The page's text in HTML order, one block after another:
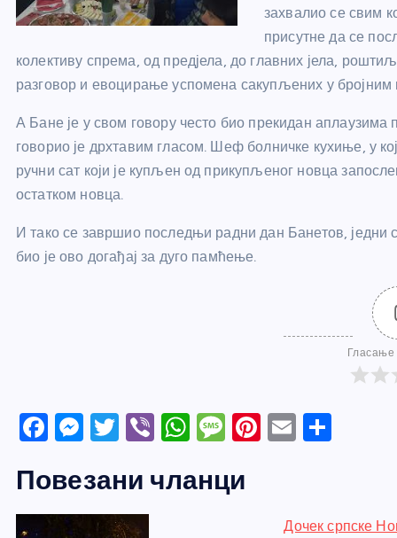
захвалио се свим
присутне да се
колективу спрема, од предјела, до главних јела,
разговор и евоцирање успомена сакупљених у бројним
А Бане је у свом говору често био прекидан аплаузима
говорио је дрхтавим гласом. Шеф болничке кухиње, у
ручни сат који је купљен од прикупљеног новца
остатком новца.
И тако се завршио последњи радни дан Банетов, једни
био је ово догађај за дуго памћење.
Гласање
F
c
e
M
ss
e
T
itt
er
Vi
er
W
at
M
ss
Pi E
Повезани чланци
Дочек српске